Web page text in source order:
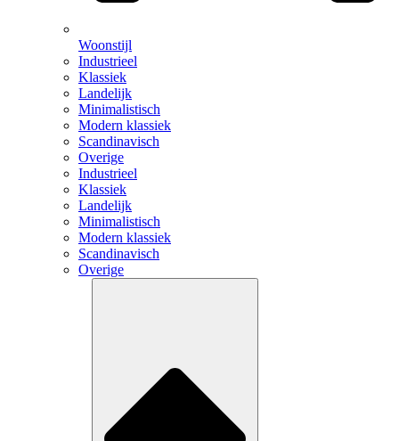
Woonstijl
Industrieel
Klassiek
Landelijk
Minimalistisch
Modern klassiek
Scandinavisch
Overige
Industrieel
Klassiek
Landelijk
Minimalistisch
Modern klassiek
Scandinavisch
Overige